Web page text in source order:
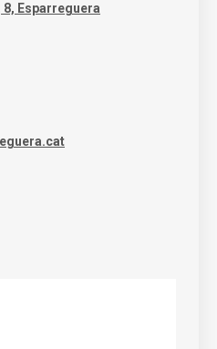
Esparreguera